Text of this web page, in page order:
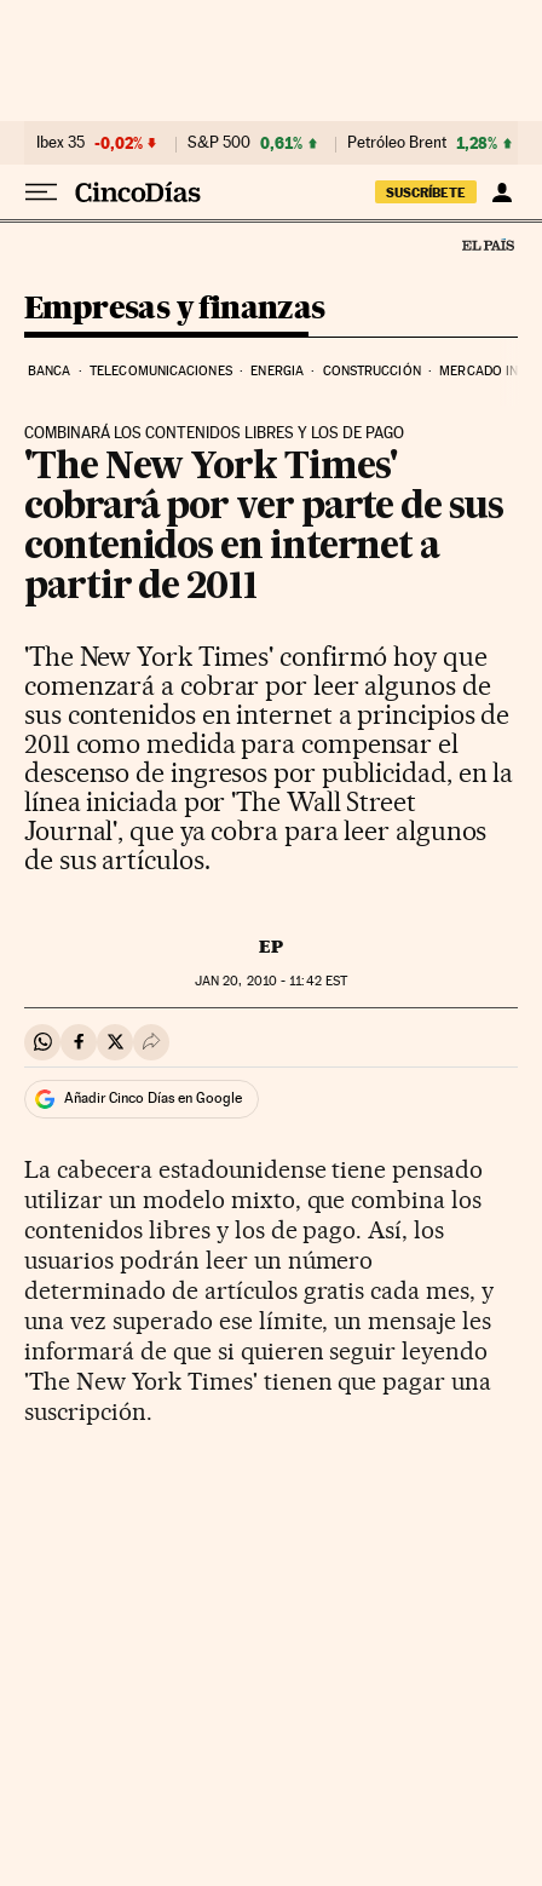
Ibex 35 -0,02% S&P 500 0,61% Petróleo Brent 1,28%
SUSCRÍBETE
Empresas y finanzas
BANCA TELECOMUNICACIONES ENERGIA CONSTRUCCIÓN MERCADO
COMBINARÁ LOS CONTENIDOS LIBRES Y LOS DE PAGO
'The New York Times'
cobrará por ver parte de sus
contenidos en internet a
partir de 2011
'The New York Times' confirmó hoy que
comenzará a cobrar por leer algunos de
sus contenidos en internet a principios de
2011 como medida para compensar el
descenso de ingresos por publicidad, en la
línea iniciada por 'The Wall Street
Journal', que ya cobra para leer algunos
de sus artículos.
EP
JAN 20, 2010 - 11:42EST
Compartir en Whatsapp
Compartir en Facebook
Compartir en Twitter
Desplegar Redes Sociales
Añadir Cinco Días en Google
La cabecera estadounidense tiene pensado
utilizar un modelo mixto, que combina los
contenidos libres y los de pago. Así, los
usuarios podrán leer un número
determinado de artículos gratis cada mes, y
una vez superado ese límite, un mensaje les
informará de que si quieren seguir leyendo
'The New York Times' tienen que pagar una
suscripción.